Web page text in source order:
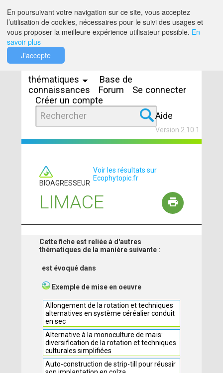
thématiques
Base de
connaissances
Forum
Se connecter
Créer un compte
Aide
Version 2.10.1
BIOAGRESSEUR
Voir les résultats sur
Ecophytopic.fr
LIMACE
Cette fiche est reliée à d'autres
thématiques de la manière suivante :
est évoqué dans
Exemple de mise en oeuvre
Allongement de la rotation et techniques
alternatives en système céréalier conduit
en sec
Alternative à la monoculture de maïs:
diversification de la rotation et techniques
culturales simplifiées
Auto-construction de strip-till pour réussir
En poursuivant votre navigation sur ce site, vous acceptez
l’utilisation de cookies, nécessaires pour le suivi des usages et
vous proposer la meilleure expérience utilisateur possible. En
savoir plus
J'accepte